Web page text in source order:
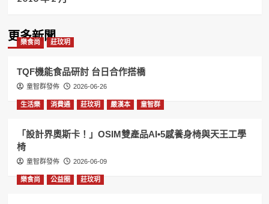
更多新聞
樂食尚 莊玟玥
TQF機能食品研討 台日合作搭橋
童智群發佈 2026-06-26
生活樂 消費通 莊玟玥 嚴漢本 童智群
「設計界奧斯卡！」OSIM雙產品AI•5感養身椅與天王工學
椅
童智群發佈 2026-06-09
樂食尚 公益圈 莊玟玥